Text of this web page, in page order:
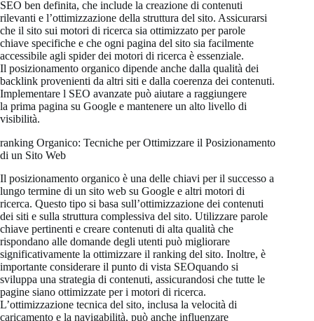
SEO ben definita, che include la creazione di contenuti
rilevanti e l’ottimizzazione della struttura del sito. Assicurarsi
che il sito sui motori di ricerca sia ottimizzato per parole
chiave specifiche e che ogni pagina del sito sia facilmente
accessibile agli spider dei motori di ricerca è essenziale.
Il posizionamento organico dipende anche dalla qualità dei
backlink provenienti da altri siti e dalla coerenza dei contenuti.
Implementare l SEO avanzate può aiutare a raggiungere
la prima pagina su Google e mantenere un alto livello di
visibilità.
ranking Organico: Tecniche per Ottimizzare il Posizionamento
di un Sito Web
Il posizionamento organico è una delle chiavi per il successo a
lungo termine di un sito web su Google e altri motori di
ricerca. Questo tipo si basa sull’ottimizzazione dei contenuti
dei siti e sulla struttura complessiva del sito. Utilizzare parole
chiave pertinenti e creare contenuti di alta qualità che
rispondano alle domande degli utenti può migliorare
significativamente la ottimizzare il ranking del sito. Inoltre, è
importante considerare il punto di vista SEOquando si
sviluppa una strategia di contenuti, assicurandosi che tutte le
pagine siano ottimizzate per i motori di ricerca.
L’ottimizzazione tecnica del sito, inclusa la velocità di
caricamento e la navigabilità, può anche influenzare